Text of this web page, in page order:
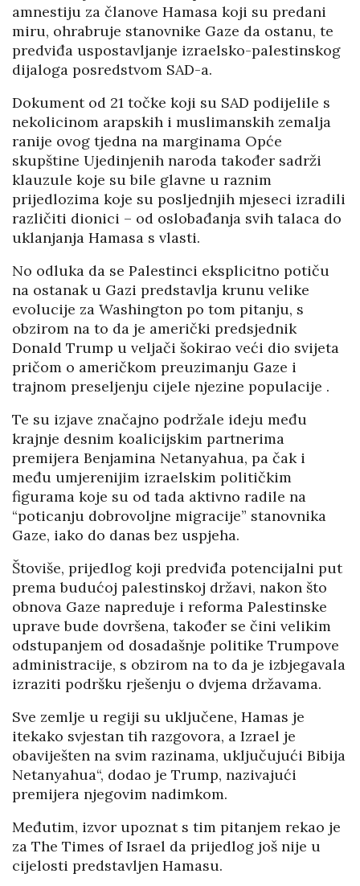
amnestiju za članove Hamasa koji su predani
miru, ohrabruje stanovnike Gaze da ostanu, te
predviđa uspostavljanje izraelsko-palestinskog
dijaloga posredstvom SAD-a.
Dokument od 21 točke koji su SAD podijelile s
nekolicinom arapskih i muslimanskih zemalja
ranije ovog tjedna na marginama Opće
skupštine Ujedinjenih naroda također sadrži
klauzule koje su bile glavne u raznim
prijedlozima koje su posljednjih mjeseci izradili
različiti dionici – od oslobađanja svih talaca do
uklanjanja Hamasa s vlasti.
No odluka da se Palestinci eksplicitno potiču
na ostanak u Gazi predstavlja krunu velike
evolucije za Washington po tom pitanju, s
obzirom na to da je američki predsjednik
Donald Trump u veljači šokirao veći dio svijeta
pričom o američkom preuzimanju Gaze i
trajnom preseljenju cijele njezine populacije .
Te su izjave značajno podržale ideju među
krajnje desnim koalicijskim partnerima
premijera Benjamina Netanyahua, pa čak i
među umjerenijim izraelskim političkim
figurama koje su od tada aktivno radile na
“poticanju dobrovoljne migracije” stanovnika
Gaze, iako do danas bez uspjeha.
Štoviše, prijedlog koji predviđa potencijalni put
prema budućoj palestinskoj državi, nakon što
obnova Gaze napreduje i reforma Palestinske
uprave bude dovršena, također se čini velikim
odstupanjem od dosadašnje politike Trumpove
administracije, s obzirom na to da je izbjegavala
izraziti podršku rješenju o dvjema državama.
Sve zemlje u regiji su uključene, Hamas je
itekako svjestan tih razgovora, a Izrael je
obaviješten na svim razinama, uključujući Bibija
Netanyahua“, dodao je Trump, nazivajući
premijera njegovim nadimkom.
Međutim, izvor upoznat s tim pitanjem rekao je
za The Times of Israel da prijedlog još nije u
cijelosti predstavljen Hamasu.